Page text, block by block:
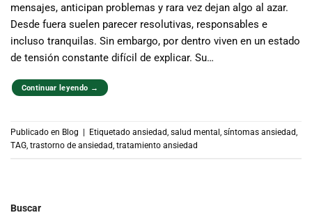
mensajes, anticipan problemas y rara vez dejan algo al azar.
Desde fuera suelen parecer resolutivas, responsables e
incluso tranquilas. Sin embargo, por dentro viven en un estado
de tensión constante difícil de explicar. Su…
Continuar leyendo →
Publicado en Blog Etiquetado ansiedad, salud mental , síntomas ansiedad,
TAG, trastorno de ansiedad, tratamiento ansiedad
Buscar